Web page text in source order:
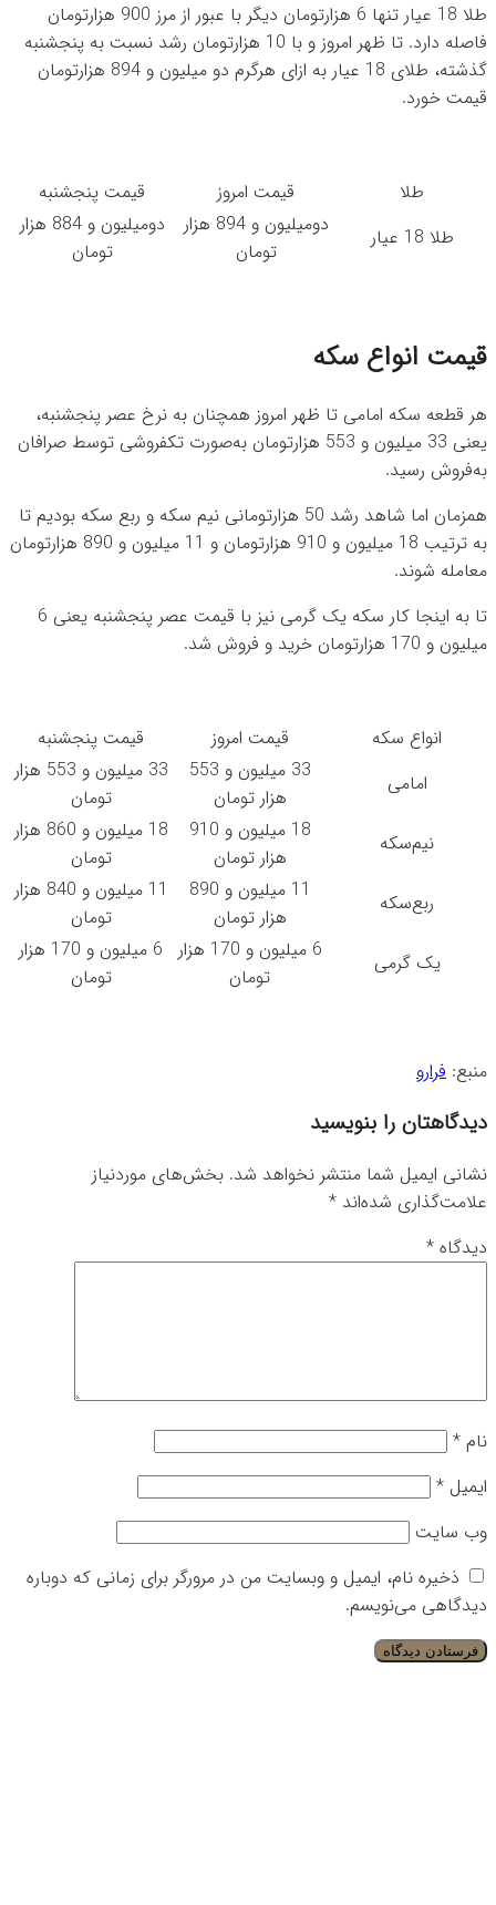
طلا 18 عیار تنها 6 هزارتومان دیگر با عبور از مرز 900 هزارتومان
فاصله دارد. تا ظهر امروز و با 10 هزارتومان رشد نسبت به پنجشنبه
گذشته، طلای 18 عیار به ازای هرگرم دو میلیون و 894 هزارتومان
قیمت خورد.
طلا قیمت امروز
قیمت پنجشنبه
طلا 18 عیار
دومیلیون و 894 هزار
تومان
دومیلیون و 884 هزار
تومان
قیمت انواع سکه
هر قطعه سکه امامی تا ظهر امروز همچنان به نرخ عصر پنجشنبه،
یعنی 33 میلیون و 553 هزارتومان به‌صورت تکفروشی توسط صرافان
به‌فروش رسید.
همزمان اما شاهد رشد 50 هزارتومانی نیم سکه و ربع سکه بودیم تا
به ترتیب 18 میلیون و 910 هزارتومان و 11 میلیون و 890 هزارتومان
معامله شوند.
تا به اینجا کار سکه یک گرمی نیز با قیمت عصر پنجشنبه یعنی 6
میلیون و 170 هزارتومان خرید و فروش شد.
انواع سکه قیمت امروز
قیمت پنجشنبه
امامی
33 میلیون و 553
هزار تومان
33 میلیون و 553 هزار
تومان
نیم‌سکه
18 میلیون و 910
هزار تومان
18 میلیون و 860 هزار
تومان
ربع‌سکه
11 میلیون و 890
هزار تومان
11 میلیون و 840 هزار
تومان
یک گرمی
6 میلیون و 170 هزار
تومان
6 میلیون و 170 هزار
تومان
منبع: فرارو
دیدگاهتان را بنویسید
نشانی ایمیل شما منتشر نخواهد شد. بخش‌های موردنیاز
علامت‌گذاری شده‌اند *
دیدگاه *
نام *
ایمیل *
وب‌ سایت
ذخیره نام، ایمیل و وبسایت من در مرورگر برای زمانی که دوباره
دیدگاهی می‌نویسم.